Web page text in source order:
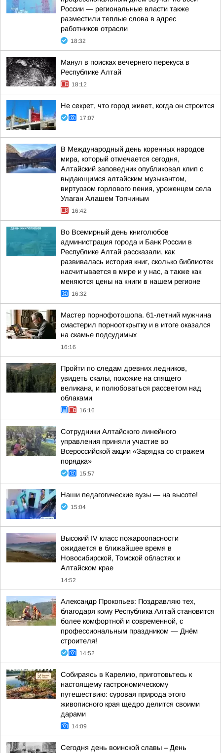
России — региональные власти также
разместили теплые слова в адрес
работников отрасли
18:32
Манул в поисках вечернего перекуса в
Республике Алтай
18:12
Не секрет, что город живет, когда он строится
17:07
В Международный день коренных народов
мира, который отмечается сегодня,
Алтайский заповедник опубликовал клип с
выдающимся алтайским музыкантом,
виртуозом горлового пения, уроженцем села
Улаган Алашем Топчиным
16:42
Во Всемирный день книголюбов
администрация города и Банк России в
Республике Алтай рассказали, как
развивалась история книг, сколько библиотек
насчитывается в мире и у нас, а также как
меняются цены на книги в нашем регионе
16:32
Мастер порнофотошопа. 61-летний мужчина
смастерил порнооткрытку и в итоге оказался
на скамье подсудимых
16:16
Пройти по следам древних ледников,
увидеть скалы, похожие на спящего
великана, и полюбоваться рассветом над
облаками
16:16
Сотрудники Алтайского линейного
управления приняли участие во
Всероссийской акции «Зарядка со стражем
порядка»
15:57
Наши педагогические вузы — на высоте!
15:04
Высокий IV класс пожароопасности
ожидается в ближайшее время в
Новосибирской, Томской областях и
Алтайском крае
14:52
Александр Прокопьев: Поздравляю тех,
благодаря кому Республика Алтай становится
более комфортной и современной, с
профессиональным праздником — Днём
строителя!
14:52
Собираясь в Карелию, приготовьтесь к
настоящему гастрономическому
путешествию: суровая природа этого
живописного края щедро делится своими
дарами
14:09
Сегодня день воинской славы – День